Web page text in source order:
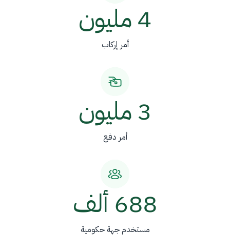
4 مليون
أمر إركاب
3 مليون
أمر دفع
688 ألف
مستخدم جهة حكومية